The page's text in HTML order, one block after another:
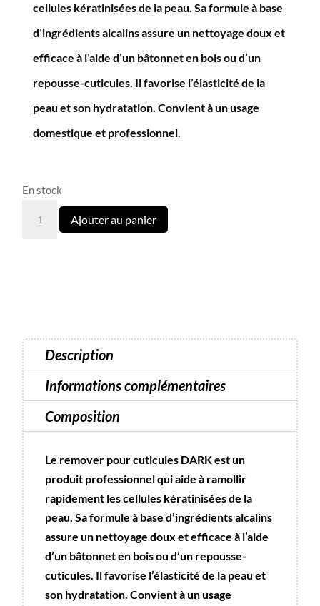
cellules kératinisées de la peau. Sa formule à base
d’ingrédients alcalins assure un nettoyage doux et
efficace à l’aide d’un bâtonnet en bois ou d’un
repousse-cuticules. Il favorise l’élasticité de la
peau et son hydratation. Convient à un usage
domestique et professionnel.
En stock
quantité
Ajouter au panier
Description
Informations complémentaires
Composition
Le remover pour cuticules DARK est un
produit professionnel qui aide à ramollir
rapidement les cellules kératinisées de la
peau. Sa formule à base d’ingrédients alcalins
assure un nettoyage doux et efficace à l’aide
d’un bâtonnet en bois ou d’un repousse-
cuticules. Il favorise l’élasticité de la peau et
son hydratation. Convient à un usage